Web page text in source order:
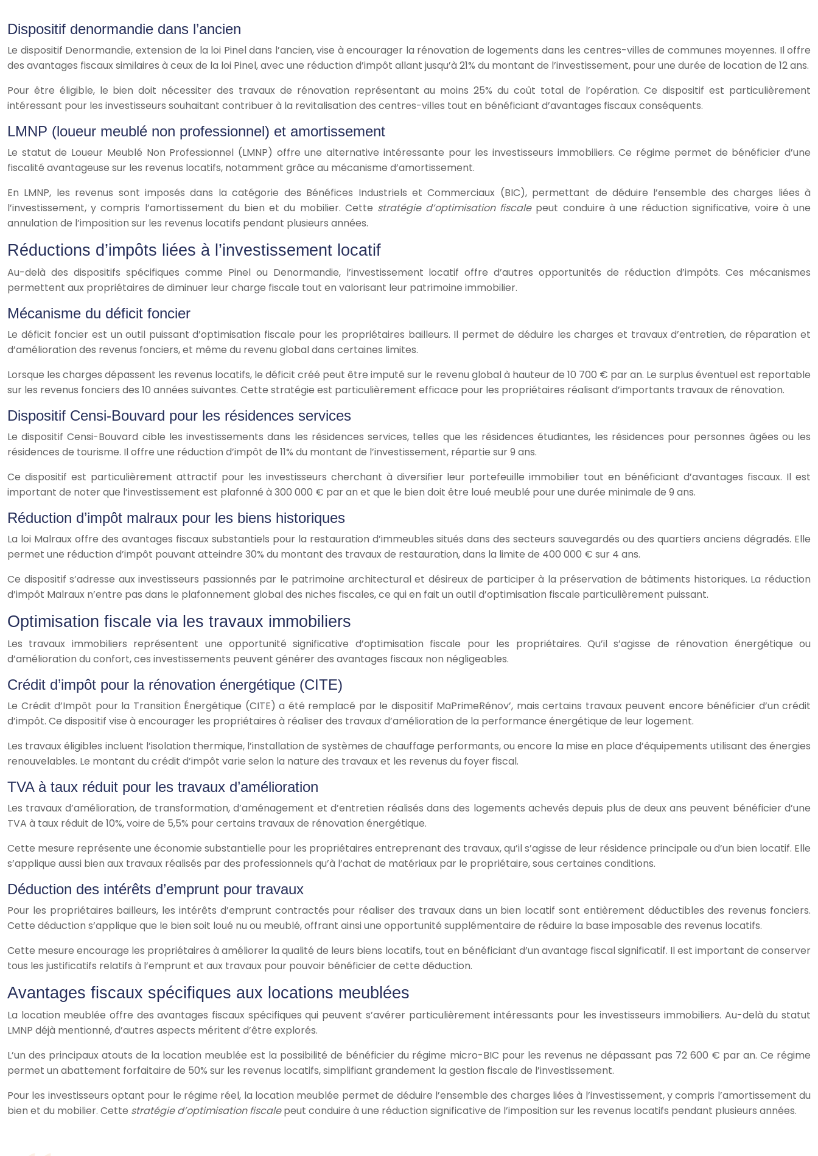
Dispositif denormandie dans l’ancien
Le dispositif Denormandie, extension de la loi Pinel dans l’ancien, vise à encourager la rénovation de logements dans les centres-villes de communes moyennes. Il offre
des avantages fiscaux similaires à ceux de la loi Pinel, avec une réduction d’impôt allant jusqu’à 21% du montant de l’investissement, pour une durée de location de 12 ans.
Pour être éligible, le bien doit nécessiter des travaux de rénovation représentant au moins 25% du coût total de l’opération. Ce dispositif est particulièrement
intéressant pour les investisseurs souhaitant contribuer à la revitalisation des centres-villes tout en bénéficiant d’avantages fiscaux conséquents.
LMNP (loueur meublé non professionnel) et amortissement
Le statut de Loueur Meublé Non Professionnel (LMNP) offre une alternative intéressante pour les investisseurs immobiliers. Ce régime permet de bénéficier d’une
fiscalité avantageuse sur les revenus locatifs, notamment grâce au mécanisme d’amortissement.
En LMNP, les revenus sont imposés dans la catégorie des Bénéfices Industriels et Commerciaux (BIC), permettant de déduire l’ensemble des charges liées à
l’investissement, y compris l’amortissement du bien et du mobilier. Cette stratégie d’optimisation fiscale peut conduire à une réduction significative, voire à une
annulation de l’imposition sur les revenus locatifs pendant plusieurs années.
Réductions d’impôts liées à l’investissement locatif
Au-delà des dispositifs spécifiques comme Pinel ou Denormandie, l’investissement locatif offre d’autres opportunités de réduction d’impôts. Ces mécanismes
permettent aux propriétaires de diminuer leur charge fiscale tout en valorisant leur patrimoine immobilier.
Mécanisme du déficit foncier
Le déficit foncier est un outil puissant d’optimisation fiscale pour les propriétaires bailleurs. Il permet de déduire les charges et travaux d’entretien, de réparation et
d’amélioration des revenus fonciers, et même du revenu global dans certaines limites.
Lorsque les charges dépassent les revenus locatifs, le déficit créé peut être imputé sur le revenu global à hauteur de 10 700 € par an. Le surplus éventuel est reportable
sur les revenus fonciers des 10 années suivantes. Cette stratégie est particulièrement efficace pour les propriétaires réalisant d’importants travaux de rénovation.
Dispositif Censi-Bouvard pour les résidences services
Le dispositif Censi-Bouvard cible les investissements dans les résidences services, telles que les résidences étudiantes, les résidences pour personnes âgées ou les
résidences de tourisme. Il offre une réduction d’impôt de 11% du montant de l’investissement, répartie sur 9 ans.
Ce dispositif est particulièrement attractif pour les investisseurs cherchant à diversifier leur portefeuille immobilier tout en bénéficiant d’avantages fiscaux. Il est
important de noter que l’investissement est plafonné à 300 000 € par an et que le bien doit être loué meublé pour une durée minimale de 9 ans.
Réduction d’impôt malraux pour les biens historiques
La loi Malraux offre des avantages fiscaux substantiels pour la restauration d’immeubles situés dans des secteurs sauvegardés ou des quartiers anciens dégradés. Elle
permet une réduction d’impôt pouvant atteindre 30% du montant des travaux de restauration, dans la limite de 400 000 € sur 4 ans.
Ce dispositif s’adresse aux investisseurs passionnés par le patrimoine architectural et désireux de participer à la préservation de bâtiments historiques. La réduction
d’impôt Malraux n’entre pas dans le plafonnement global des niches fiscales, ce qui en fait un outil d’optimisation fiscale particulièrement puissant.
Optimisation fiscale via les travaux immobiliers
Les travaux immobiliers représentent une opportunité significative d’optimisation fiscale pour les propriétaires. Qu’il s’agisse de rénovation énergétique ou
d’amélioration du confort, ces investissements peuvent générer des avantages fiscaux non négligeables.
Crédit d’impôt pour la rénovation énergétique (CITE)
Le Crédit d’Impôt pour la Transition Énergétique (CITE) a été remplacé par le dispositif MaPrimeRénov’, mais certains travaux peuvent encore bénéficier d’un crédit
d’impôt. Ce dispositif vise à encourager les propriétaires à réaliser des travaux d’amélioration de la performance énergétique de leur logement.
Les travaux éligibles incluent l’isolation thermique, l’installation de systèmes de chauffage performants, ou encore la mise en place d’équipements utilisant des énergies
renouvelables. Le montant du crédit d’impôt varie selon la nature des travaux et les revenus du foyer fiscal.
TVA à taux réduit pour les travaux d’amélioration
Les travaux d’amélioration, de transformation, d’aménagement et d’entretien réalisés dans des logements achevés depuis plus de deux ans peuvent bénéficier d’une
TVA à taux réduit de 10%, voire de 5,5% pour certains travaux de rénovation énergétique.
Cette mesure représente une économie substantielle pour les propriétaires entreprenant des travaux, qu’il s’agisse de leur résidence principale ou d’un bien locatif. Elle
s’applique aussi bien aux travaux réalisés par des professionnels qu’à l’achat de matériaux par le propriétaire, sous certaines conditions.
Déduction des intérêts d’emprunt pour travaux
Pour les propriétaires bailleurs, les intérêts d’emprunt contractés pour réaliser des travaux dans un bien locatif sont entièrement déductibles des revenus fonciers.
Cette déduction s’applique que le bien soit loué nu ou meublé, offrant ainsi une opportunité supplémentaire de réduire la base imposable des revenus locatifs.
Cette mesure encourage les propriétaires à améliorer la qualité de leurs biens locatifs, tout en bénéficiant d’un avantage fiscal significatif. Il est important de conserver
tous les justificatifs relatifs à l’emprunt et aux travaux pour pouvoir bénéficier de cette déduction.
Avantages fiscaux spécifiques aux locations meublées
La location meublée offre des avantages fiscaux spécifiques qui peuvent s’avérer particulièrement intéressants pour les investisseurs immobiliers. Au-delà du statut
LMNP déjà mentionné, d’autres aspects méritent d’être explorés.
L’un des principaux atouts de la location meublée est la possibilité de bénéficier du régime micro-BIC pour les revenus ne dépassant pas 72 600 € par an. Ce régime
permet un abattement forfaitaire de 50% sur les revenus locatifs, simplifiant grandement la gestion fiscale de l’investissement.
Pour les investisseurs optant pour le régime réel, la location meublée permet de déduire l’ensemble des charges liées à l’investissement, y compris l’amortissement du
bien et du mobilier. Cette stratégie d’optimisation fiscalepeut conduire à une réduction significative de l’imposition sur les revenus locatifs pendant plusieurs années.